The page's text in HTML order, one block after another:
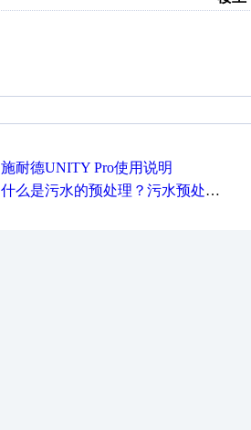
施耐德UNITY Pro使用说明
什么是污水的预处理？污水预处理的目的是什么？